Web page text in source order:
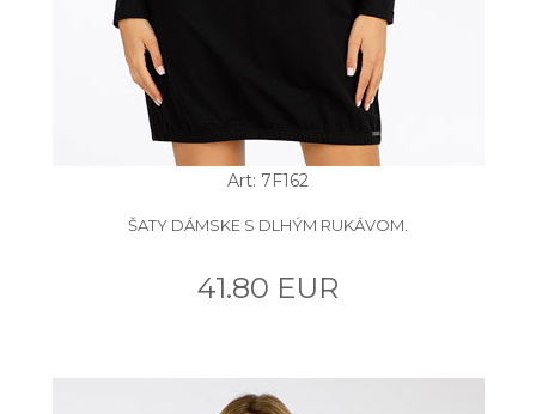
Art: 7F162
ŠATY DÁMSKE S DLHÝM RUKÁVOM.
41.80 EUR